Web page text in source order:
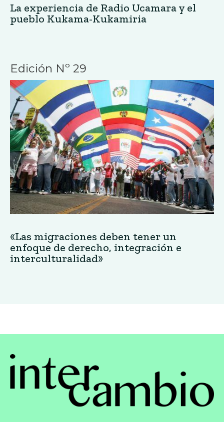
La experiencia de Radio Ucamara y el
pueblo Kukama-Kukamiria
Edición Nº 29
«Las migraciones deben tener un
enfoque de derecho, integración e
interculturalidad»